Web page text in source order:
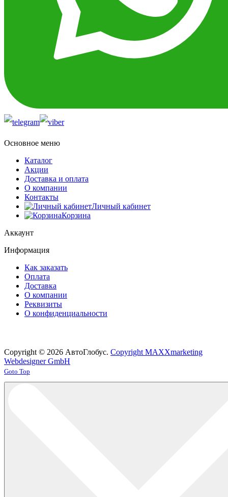
Основное меню
Каталог
Акции
Доставка и оплата
О компании
Контакты
Личный кабинет
Корзина
Аккаунт
Информация
Как заказать
Оплата
Доставка
О компании
Реквизиты
О конфиденциальности
Copyright © 2026 АвтоГлобус. Copyright MAXXmarketing
Webdesigner GmbH
Joomla! 3 Templates
Goto Top